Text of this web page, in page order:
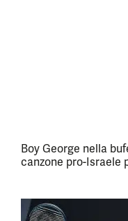
Boy George nella
canzone pro-Israele